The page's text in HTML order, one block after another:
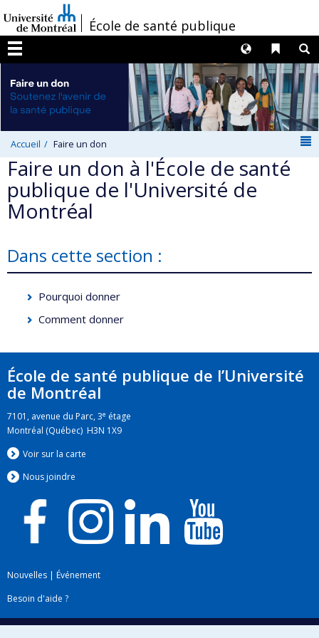
au
contenu
/École de santé publique
Menu
Liens
Langues
Accueil Faire un don
Faire un don à l'École de santé
publique de l'Université de
Montréal
Dans cette section :
Pourquoi donner
Comment donner
École de santé publique de l’Université
de Montréal
7101, avenue du Parc, 3e étage
Montréal (Québec) H3N 1X9
Voir sur la carte
Nous joindre
Nouvelles | Événement
Besoin d'aide ?
Plan du site|Accessibilité